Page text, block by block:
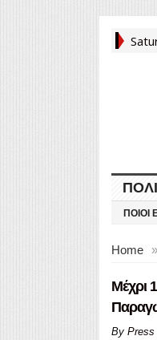
ΠΟΙΟΙ
Home »
Μέχρι
By Press